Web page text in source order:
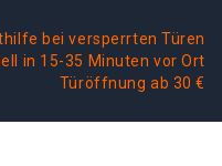
bei versperrten Türen
in 15-35 Minuten vor Ort
Türöffnung ab 30 €